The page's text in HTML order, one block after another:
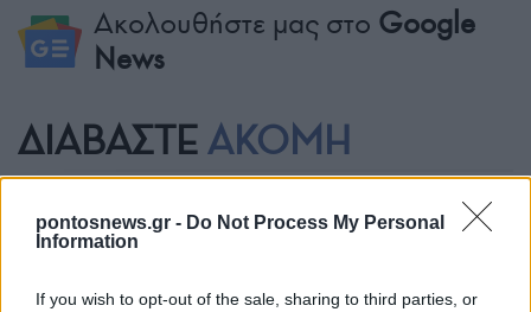
pontosnews.gr - Do Not Process My Personal
Information
If you wish to opt-out of the sale, sharing to third parties, or
Ακολουθήστε μας στο Google
News
ΔΙΑΒΑΣΤΕ ΑΚΟΜΗ